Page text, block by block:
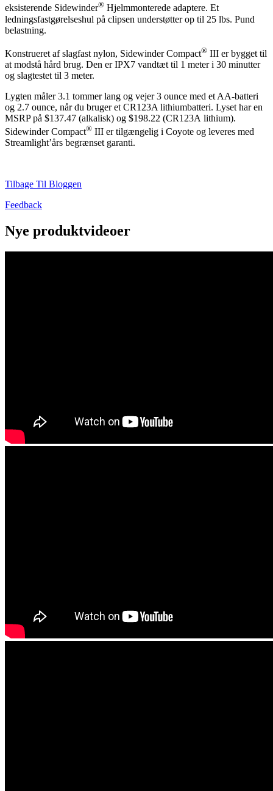
eksisterende Sidewinder® Hjelmmonterede adaptere. Et
ledningsfastgørelseshul på clipsen understøtter op til 25 lbs. Pund
belastning.
Konstrueret af slagfast nylon, Sidewinder Compact® III er bygget til
at modstå hård brug. Den er IPX7 vandtæt til 1 meter i 30 minutter
og slagtestet til 3 meter.
Lygten måler 3.1 tommer lang og vejer 3 ounce med et AA-batteri
og 2.7 ounce, når du bruger et CR123A lithiumbatteri. Lyset har en
MSRP på $137.47 (alkalisk) og $198.22 (CR123A lithium).
Sidewinder Compact® III er tilgængelig i Coyote og leveres med
Streamlight’års begrænset garanti.
Tilbage Til Bloggen
Feedback
Nye produktvideoer